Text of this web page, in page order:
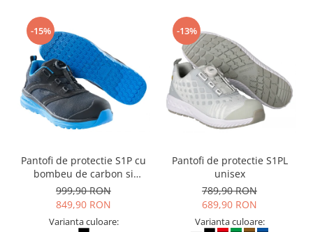
-15%
Pantofi de protectie S1P cu
bombeu de carbon si
inchidere BOAÂ® Fit
999,90 RON
849,90 RON
Varianta culoare:
-13%
Pantofi de protectie S1PL
unisex
789,90 RON
689,90 RON
Varianta culoare: